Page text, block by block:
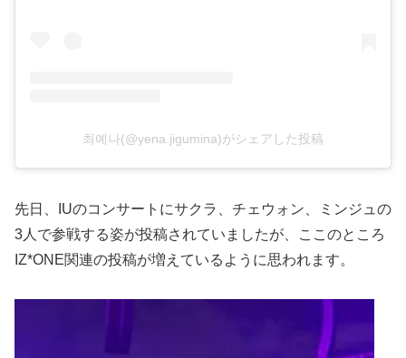
최예나(@yena.jigumina)がシェアした投稿
先日、IUのコンサートにサクラ、チェウォン、ミンジュの
3人で参戦する姿が投稿されていましたが、ここのところ
IZ*ONE関連の投稿が増えているように思われます。